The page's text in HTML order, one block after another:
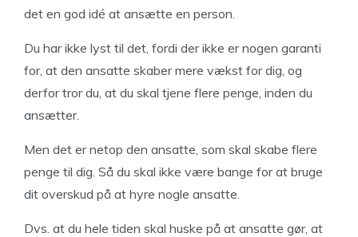
det en god idé at ansætte en person.
Du har ikke lyst til det, fordi der ikke er nogen garanti
for, at den ansatte skaber mere vækst for dig, og
derfor tror du, at du skal tjene flere penge, inden du
ansætter.
Men det er netop den ansatte, som skal skabe flere
penge til dig. Så du skal ikke være bange for at bruge
dit overskud på at hyre nogle ansatte.
Dvs. at du hele tiden skal huske på at ansatte gør, at